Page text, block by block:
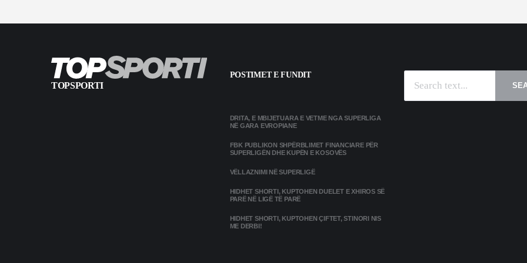
TOPSPORTI
POSTIMET E FUNDIT
DRITA, E MBIJETUARA E VETME NGA SUPERLIGA
NË GARA EVROPIANE
FBK PUBLIKON SHPËRBLIMET FINANCIARE PËR
SUPERLIGËN DHE KUPËN E KOSOVËS
VËLLAZNIMI NË SUPERLIGË
HIDHET SHORTI, KUPTOHEN DUELET E XHIROS SË
PARË NË LIGË TË PARË
HIDHET SHORTI, KUPTOHEN ÇIFTET, STINORI NIS
ME DERBI!